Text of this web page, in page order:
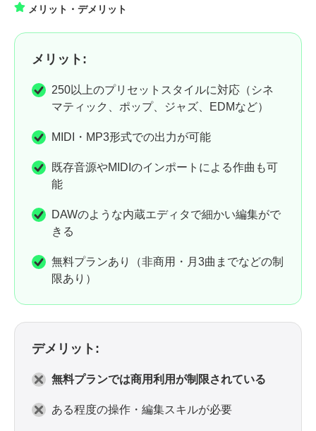
メリット・デメリット
メリット:
250以上のプリセットスタイルに対応（シネ
マティック、ポップ、ジャズ、EDMなど）
MIDI・MP3形式での出力が可能
既存音源やMIDIのインポートによる作曲も可
能
DAWのような内蔵エディタで細かい編集がで
きる
無料プランあり（非商用・月3曲までなどの制
限あり）
デメリット:
無料プランでは商用利用が制限されている
ある程度の操作・編集スキルが必要